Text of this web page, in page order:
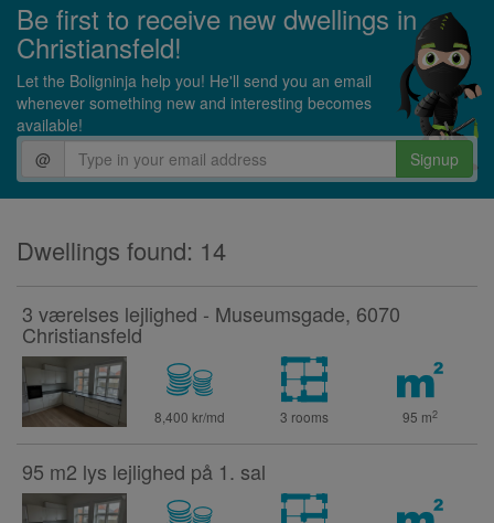
Be first to receive new dwellings in
Christiansfeld!
Let the Boligninja help you! He'll send you an email
whenever something new and interesting becomes
available!
@
Signup
Dwellings found: 14
3 værelses lejlighed - Museumsgade, 6070
Christiansfeld
8,400 kr/md 3 rooms 95 m2
95 m2 lys lejlighed på 1. sal